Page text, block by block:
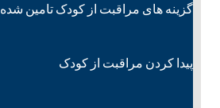
گزینه های مراقبت از کودک تامین شده
پیدا کردن مراقبت از کودک